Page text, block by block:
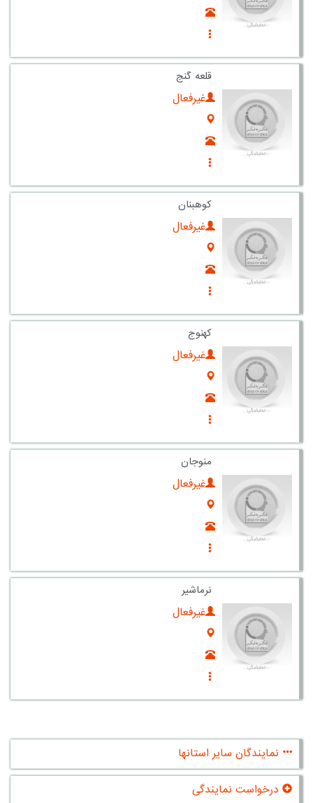
قلعه گنج
غیرفعال
کوهبنان
غیرفعال
کهنوج
غیرفعال
منوجان
غیرفعال
نرماشیر
غیرفعال
نمایندگان سایر استانها
درخواست نمایندگی